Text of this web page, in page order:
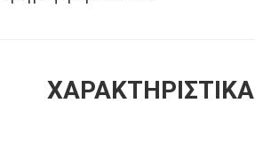
ΧΑΡΑΚΤΗΡΙΣΤΙΚΆ